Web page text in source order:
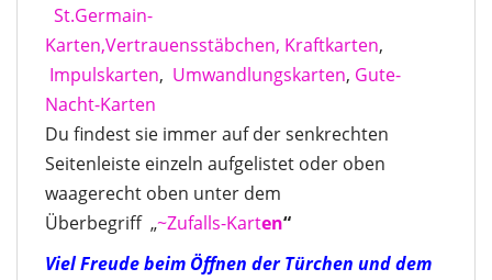
St.Germain-
Karten,Vertrauensstäbchen, Kraftkarten,
Impulskarten, Umwandlungskarten, Gute-
Nacht-Karten
Du findest sie immer auf der senkrechten
Seitenleiste einzeln aufgelistet oder oben
waagerecht oben unter dem
Überbegriff „~Zufalls-Karten“
Viel Freude beim Öffnen der Türchen und dem